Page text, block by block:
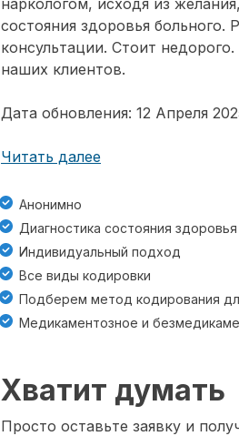
наркологом, исходя из
состояния здоровья больного.
консультации. Стоит
наших клиентов.
Дата обновления: 12 Апреля
Читать далее
Анонимно
Диагностика состояния здоровья
Индивидуальный подход
Все виды кодировки
Подберем метод кодирования
Медикаментозное и
Хватит думать
Просто оставьте заявку и